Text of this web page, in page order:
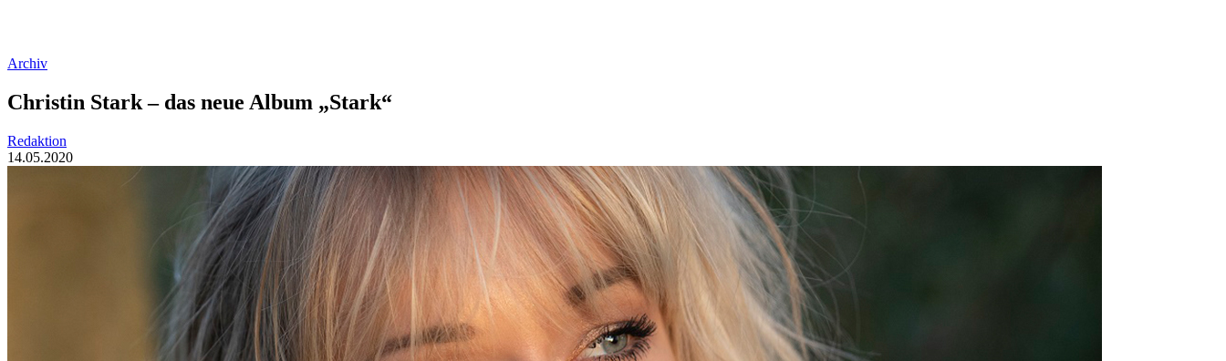
Archiv
Christin Stark – das neue Album „Stark“
Redaktion
14.05.2020